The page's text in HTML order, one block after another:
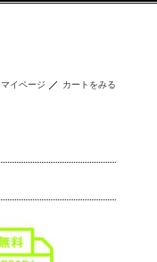
マイページ カートをみる